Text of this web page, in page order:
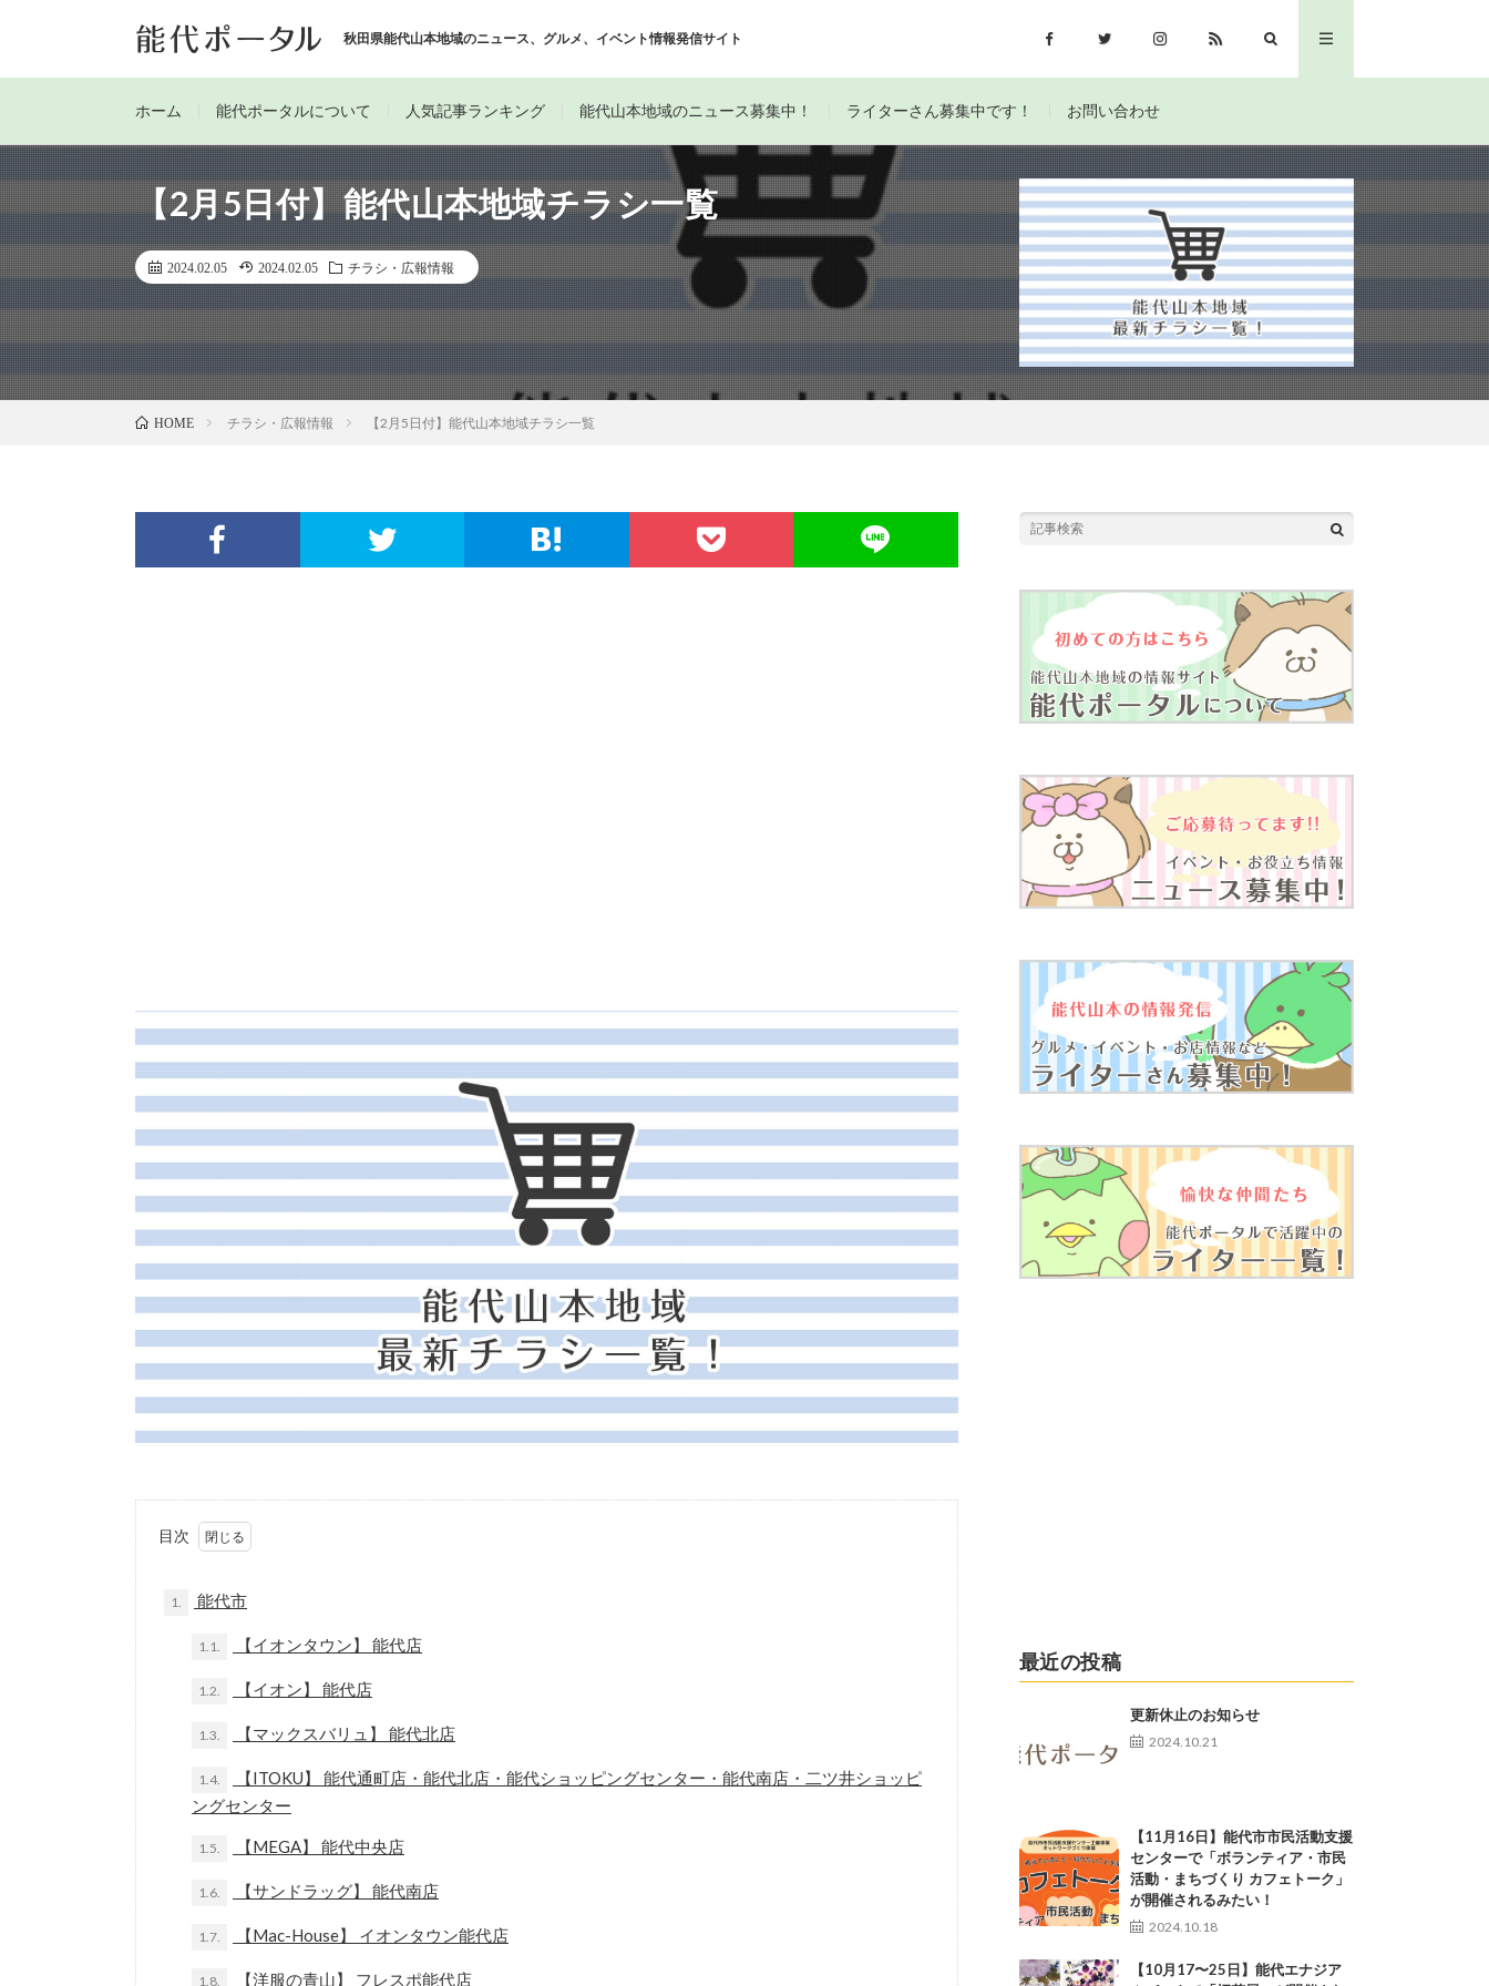
秋田県能代山本地域のニュース、グルメ、イベント情報発信サイト
ホーム 能代ポータルについて 人気記事ランキング 能代山本地域のニュース募集中！ ライターさん募集中です！ お問い合わせ
【2月5日付】能代山本地域チラシ一覧
2024.02.05 2024.02.05 チラシ・広報情報
HOME チラシ・広報情報 【2月5日付】能代山本地域チラシ一覧
目次
1. 能代市
1.1. 【イオンタウン】 能代店
1.2. 【イオン】 能代店
1.3. 【マックスバリュ】 能代北店
1.4.
【ITOKU】 能代通町店・能代北店・能代ショッピングセンター・能代南店・二ツ井ショッピ
ングセンター
1.5. 【MEGA】 能代中央店
1.6. 【サンドラッグ】 能代南店
1.7. 【Mac-House】 イオンタウン能代店
1.8. 【洋服の青山】 フレスポ能代店
最近の投稿
更新休止のお知らせ
2024.10.21
【11月16日】能代市市民活動支援
センターで「ボランティア・市民
活動・まちづくり カフェトーク」
が開催されるみたい！
2024.10.18
【10月17〜25日】能代エナジア